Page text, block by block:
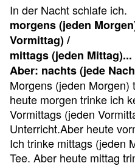
In der Nacht schlafe ich.
morgens (jeden
Vormittag) /
mittags (jeden Mittag)...
Aber: nachts (jede
Morgens (jeden Morgen)
heute morgen trinke ich
Vormittags (jeden
Unterricht.Aber heute
Ich trinke mittags (jeden
Tee. Aber heute mittag